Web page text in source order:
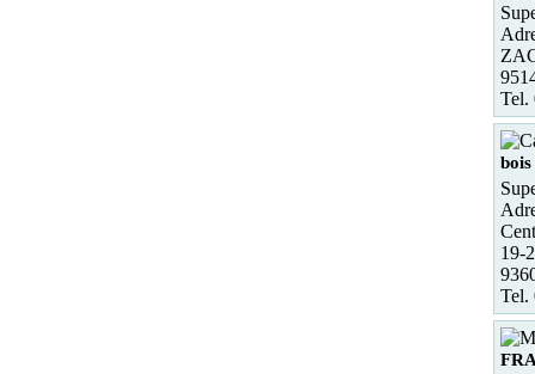
Tel.
bois
19-
Tel.